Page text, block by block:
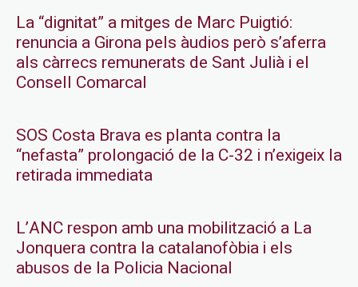
La “dignitat” a mitges de Marc Puigtió:
renuncia a Girona pels àudios però s’aferra
als càrrecs remunerats de Sant Julià i el
Consell Comarcal
SOS Costa Brava es planta contra la
“nefasta” prolongació de la C-32 i n’exigeix la
retirada immediata
L’ANC respon amb una mobilització a La
Jonquera contra la catalanofòbia i els
abusos de la Policia Nacional